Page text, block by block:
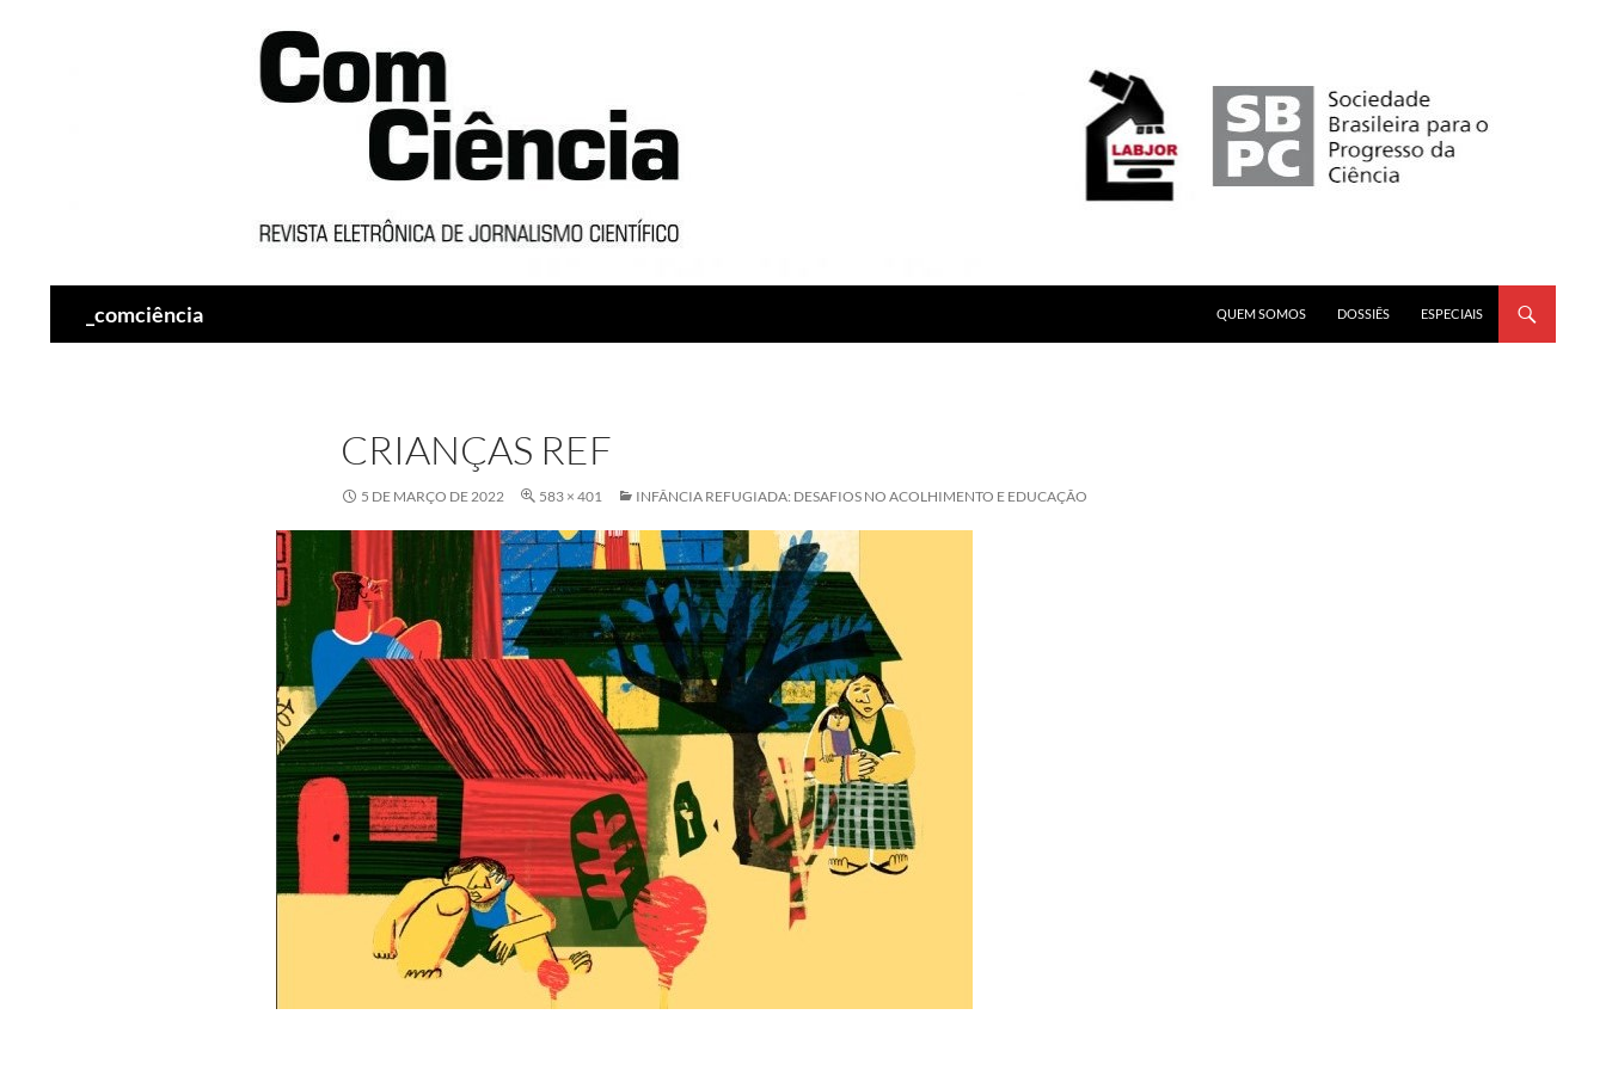
_comciência
QUEM SOMOS
DOSSIÊS ESPECIAIS
CRIANÇAS REF
5 DE MARÇO DE 2022 583 × 401 INFÂNCIA REFUGIADA: DESAFIOS NO ACOLHIMENTO E EDUCAÇÃO